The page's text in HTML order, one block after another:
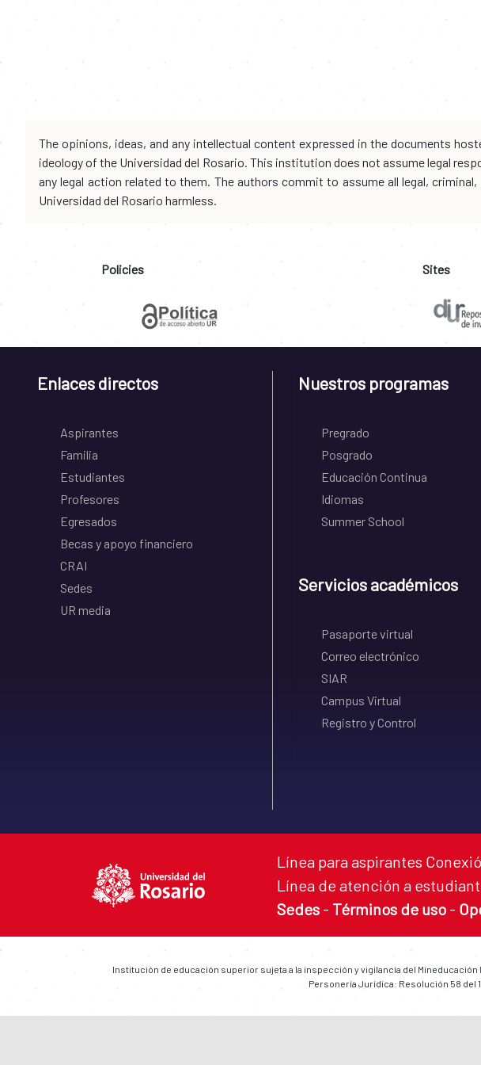
The opinions, ideas, and any intellectual content expressed in the documents
ideology of the Universidad del Rosario. This institution does not assume legal
any legal action related to them. The authors commit to assume all legal,
Universidad del Rosario harmless.
Policies Sites
Enlaces directos
Aspirantes
Familia
Estudiantes
Profesores
Egresados
Becas y apoyo financiero
CRAI
Sedes
UR media
Nuestros programas
Pregrado
Posgrado
Educación Continua
Idiomas
Summer School
Servicios académicos
Pasaporte virtual
Correo electrónico
SIAR
Campus Virtual
Registro y Control
Línea para aspirantes
Línea de atención a
Sedes - Términos de uso -
Institución de educación superior sujeta a la inspección y vigilancia del Mineducación
Personería Jurídica: Resolución 58 del